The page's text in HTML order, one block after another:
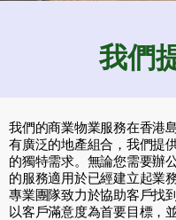
我們
我們的商業物業服務在香港
有廣泛的地產組合，我們提
的獨特需求。無論您需要辦
的服務適用於已經建立起業
專業團隊致力於協助客戶找
以客戶滿意度為首要目標，